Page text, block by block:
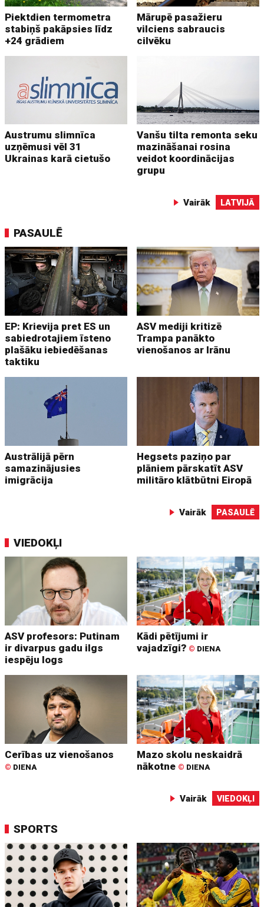
Piektdien termometra
stabiņš pakāpsies līdz
+24 grādiem
Mārupē pasažieru
vilciens sabraucis
cilvēku
Austrumu slimnīca
uzņēmusi vēl 31
Ukrainas karā cietušo
Vanšu tilta remonta seku
mazināšanai rosina
veidot koordinācijas
grupu
Vairāk LATVIJĀ
PASAULĒ
EP: Krievija pret ES un
sabiedrotajiem īsteno
plašāku iebiedēšanas
taktiku
ASV mediji kritizē
Trampa panākto
vienošanos ar Irānu
Austrālijā pērn
samazinājusies
imigrācija
Hegsets paziņo par
plāniem pārskatīt ASV
militāro klātbūtni Eiropā
Vairāk PASAULĒ
VIEDOKĻI
ASV profesors: Putinam
ir divarpus gadu ilgs
iespēju logs
Kādi pētījumi ir
vajadzīgi? © DIENA
Cerības uz vienošanos
© DIENA
Mazo skolu neskaidrā
nākotne © DIENA
Vairāk VIEDOKĻI
SPORTS